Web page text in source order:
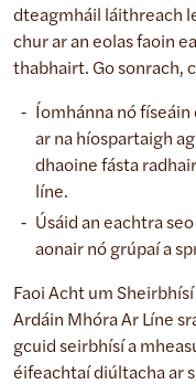
dteagmháil láithreach
chur ar an eolas faoin
thabhairt. Go sonrach,
Íomhánna nó
ar na híospartaigh
dhaoine fásta
líne.
Úsáid an eachtra
aonair nó grúpaí a
Faoi Acht um
Ardáin Mhóra Ar Líne
gcuid seirbhísí a
éifeachtaí diúltacha ar